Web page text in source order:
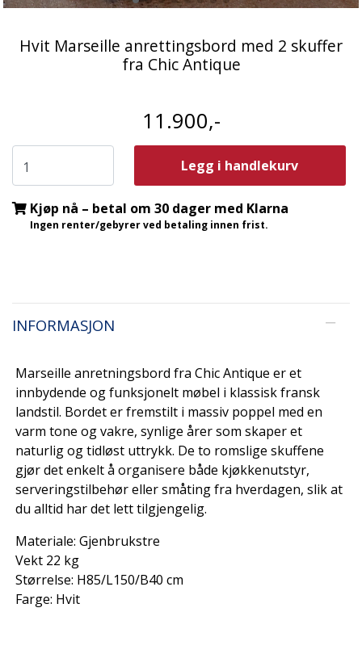
Hvit Marseille anrettingsbord med 2 skuffer
fra Chic Antique
11.900,-
Legg i handlekurv
Kjøp nå – betal om 30 dager med Klarna
Ingen renter/gebyrer ved betaling innen frist.
INFORMASJON
Marseille anretningsbord fra Chic Antique er et
innbydende og funksjonelt møbel i klassisk fransk
landstil. Bordet er fremstilt i massiv poppel med en
varm tone og vakre, synlige årer som skaper et
naturlig og tidløst uttrykk. De to romslige skuffene
gjør det enkelt å organisere både kjøkkenutstyr,
serveringstilbehør eller småting fra hverdagen, slik at
du alltid har det lett tilgjengelig.
Materiale: Gjenbrukstre
Vekt 22 kg
Størrelse: H85/L150/B40 cm
Farge: Hvit